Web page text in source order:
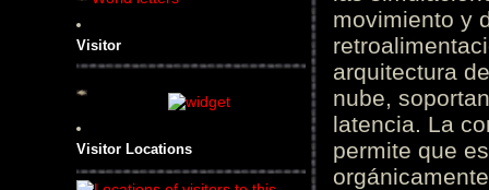
Visitor
Visitor Locations
movimiento y
arquitectura
nube,
latencia. La
permite que